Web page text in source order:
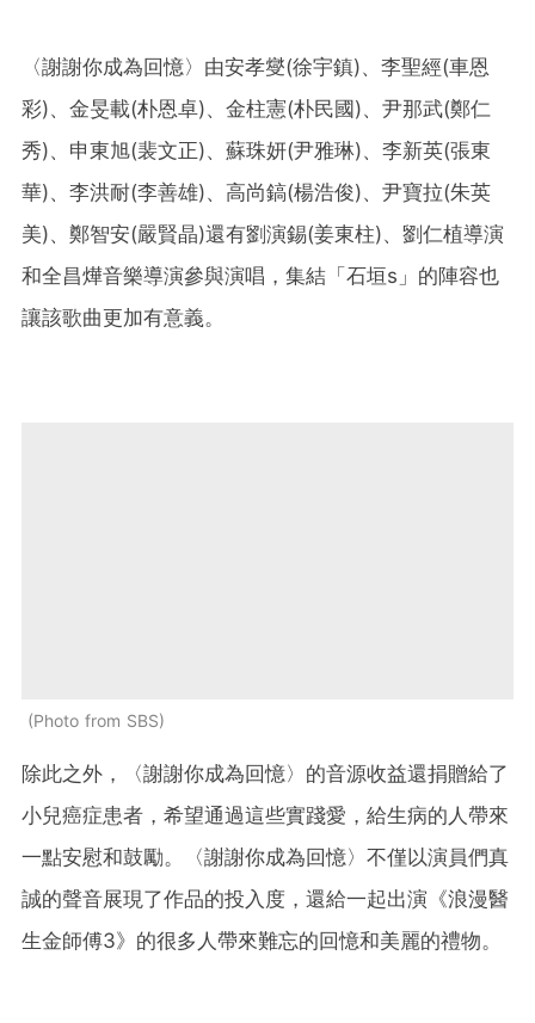
〈謝謝你成為回憶〉由安孝燮(徐宇鎮)、李聖經(車恩
彩)、金旻載(朴恩卓)、金柱憲(朴民國)、尹那武(鄭仁
秀)、申東旭(裴文正)、蘇珠妍(尹雅琳)、李新英(張東
華)、李洪耐(李善雄)、高尚鎬(楊浩俊)、尹寶拉(朱英
美)、鄭智安(嚴賢晶)還有劉演錫(姜東柱)、劉仁植導演
和全昌燁音樂導演參與演唱，集結「石垣s」的陣容也
讓該歌曲更加有意義。
Photo from SBS
除此之外，〈謝謝你成為回憶〉的音源收益還捐贈給了
小兒癌症患者，希望通過這些實踐愛，給生病的人帶來
一點安慰和鼓勵。〈謝謝你成為回憶〉不僅以演員們真
誠的聲音展現了作品的投入度，還給一起出演《浪漫醫
生金師傅3》的很多人帶來難忘的回憶和美麗的禮物。